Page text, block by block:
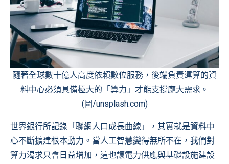
隨著全球數十億人高度依賴數位服務，後端負責運算的資
料中心必須具備極大的「算力」才能支撐龐大需求。
(圖/unsplash.com)
世界銀行所記錄「聯網人口成長曲線」，其實就是資料中
心不斷擴建根本動力。當人工智慧變得無所不在，我們對
算力渴求只會日益增加，這也讓電力供應與基礎設施建設